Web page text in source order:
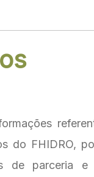
do FHIDRO,
de parceria